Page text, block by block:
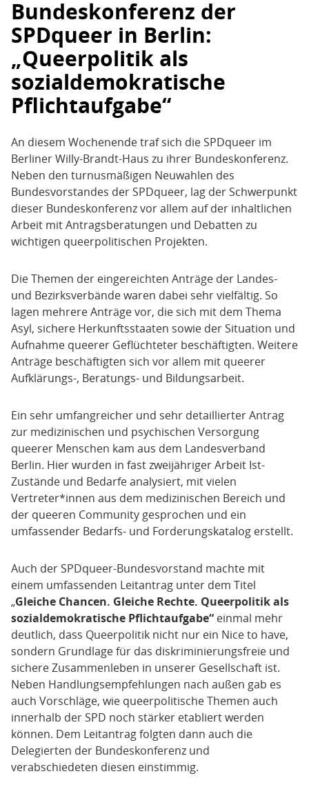
Bundeskonferenz der
SPDqueer in Berlin:
„Queerpolitik als
sozialdemokratische
Pflichtaufgabe“
An diesem Wochenende traf sich die SPDqueer im
Berliner Willy-Brandt-Haus zu ihrer Bundeskonferenz.
Neben den turnusmäßigen Neuwahlen des
Bundesvorstandes der SPDqueer, lag der Schwerpunkt
dieser Bundeskonferenz vor allem auf der inhaltlichen
Arbeit mit Antragsberatungen und Debatten zu
wichtigen queerpolitischen Projekten.
Die Themen der eingereichten Anträge der Landes-
und Bezirksverbände waren dabei sehr vielfältig. So
lagen mehrere Anträge vor, die sich mit dem Thema
Asyl, sichere Herkunftsstaaten sowie der Situation und
Aufnahme queerer Geflüchteter beschäftigten. Weitere
Anträge beschäftigten sich vor allem mit queerer
Aufklärungs-, Beratungs- und Bildungsarbeit.
Ein sehr umfangreicher und sehr detaillierter Antrag
zur medizinischen und psychischen Versorgung
queerer Menschen kam aus dem Landesverband
Berlin. Hier wurden in fast zweijähriger Arbeit Ist-
Zustände und Bedarfe analysiert, mit vielen
Vertreter*innen aus dem medizinischen Bereich und
der queeren Community gesprochen und ein
umfassender Bedarfs- und Forderungskatalog erstellt.
Auch der SPDqueer-Bundesvorstand machte mit
einem umfassenden Leitantrag unter dem Titel
„Gleiche Chancen. Gleiche Rechte. Queerpolitik als
sozialdemokratische Pflichtaufgabe“ einmal mehr
deutlich, dass Queerpolitik nicht nur ein Nice to have,
sondern Grundlage für das diskriminierungsfreie und
sichere Zusammenleben in unserer Gesellschaft ist.
Neben Handlungsempfehlungen nach außen gab es
auch Vorschläge, wie queerpolitische Themen auch
innerhalb der SPD noch stärker etabliert werden
können. Dem Leitantrag folgten dann auch die
Delegierten der Bundeskonferenz und
verabschiedeten diesen einstimmig.